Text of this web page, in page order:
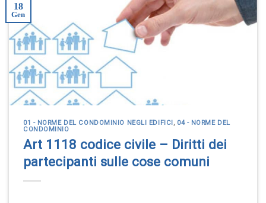
18
Gen
01 - NORME DEL CONDOMINIO NEGLI EDIFICI , 04 - NORME DEL
CONDOMINIO
Art 1118 codice civile – Diritti dei
partecipanti sulle cose comuni